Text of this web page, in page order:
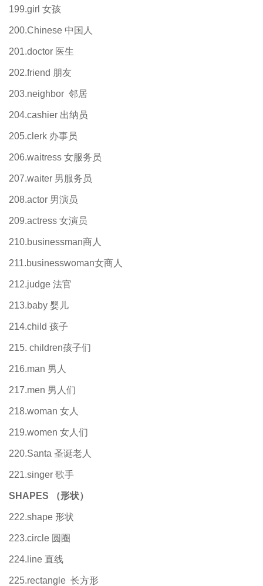
199.girl 女孩
200.Chinese 中国人
201.doctor 医生
202.friend 朋友
203.neighbor 邻居
204.cashier 出纳员
205.clerk 办事员
206.waitress 女服务员
207.waiter 男服务员
208.actor 男演员
209.actress 女演员
210.businessman商人
211.businesswoman女商人
212.judge 法官
213.baby 婴儿
214.child 孩子
215. children孩子们
216.man 男人
217.men 男人们
218.woman 女人
219.women 女人们
220.Santa 圣诞老人
221.singer 歌手
SHAPES （形状）
222.shape 形状
223.circle 圆圈
224.line 直线
225.rectangle 长方形